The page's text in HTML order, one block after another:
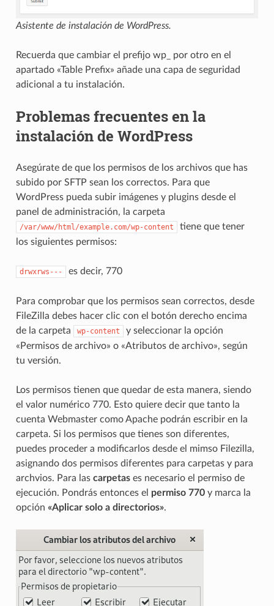
Asistente de instalación de WordPress.
Recuerda que cambiar el prefijo wp_ por otro en el
apartado «Table Prefix» añade una capa de seguridad
adicional a tu instalación.
Problemas frecuentes en la
instalación de WordPress
Asegúrate de que los permisos de los archivos que has
subido por SFTP sean los correctos. Para que
WordPress pueda subir imágenes y plugins desde el
panel de administración, la carpeta
/var/www/html/example.com/wp-content
tiene que tener
los siguientes permisos:
drwxrws--- es decir, 770
Para comprobar que los permisos sean correctos, desde
FileZilla debes hacer clic con el botón derecho encima
de la carpeta
wp-content
y seleccionar la opción
«Permisos de archivo» o «Atributos de archivo», según
tu versión.
Los permisos tienen que quedar de esta manera, siendo
el valor numérico 770. Esto quiere decir que tanto la
cuenta Webmaster como Apache podrán escribir en la
carpeta. Si los permisos que tienes son diferentes,
puedes proceder a modificarlos desde el mimso Filezilla,
asignando dos permisos diferentes para carpetas y para
archvios. Para las carpetases necesario el permiso de
ejecución. Pondrás entonces el permiso 770y marca la
opción «Aplicar solo a directorios».